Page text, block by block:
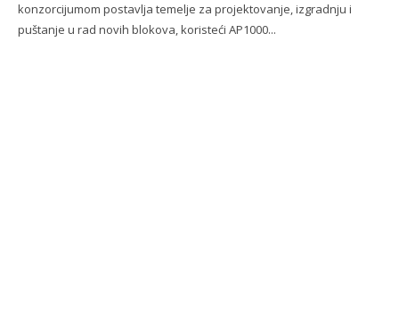
konzorcijumom postavlja temelje za projektovanje, izgradnju i
puštanje u rad novih blokova, koristeći AP1000...